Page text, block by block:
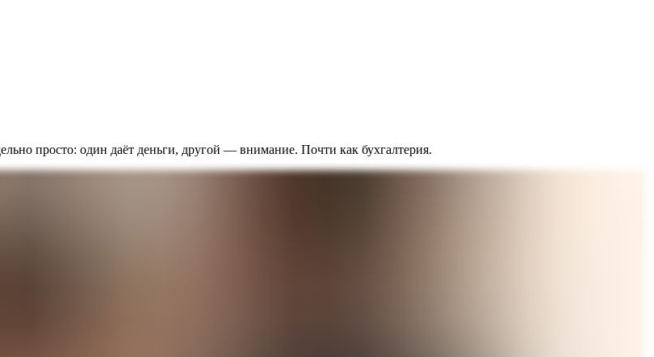
просто: один даёт деньги, другой — внимание. Почти как бухгалтерия.